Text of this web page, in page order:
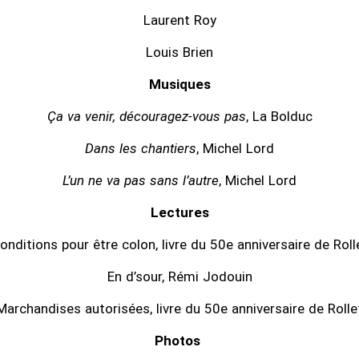
Laurent Roy
Louis Brien
Musiques
Ça va venir, découragez-vous pas, La Bolduc
Dans les chantiers, Michel Lord
L’un ne va pas sans l’autre, Michel Lord
Lectures
pour être colon, livre du 50e anniversaire de
En d’sour, Rémi Jodouin
autorisées, livre du 50e anniversaire de
Photos